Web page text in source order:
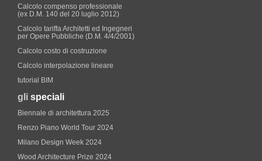
Calcolo compenso professionale
(ex D.M. 140 del 20 luglio 2012)
Calcolo tariffa Architetti ed Ingegneri
per Opere Pubbliche (D.M. 4/4/2001)
Calcolo costo di costruzione
Calcolo interpolazione lineare
tutorial BIM
gli speciali
Biennale di architettura 2025
Renzo Piano World Tour 2024
Milano Design Week 2024
Wood Architecture Prize 2024